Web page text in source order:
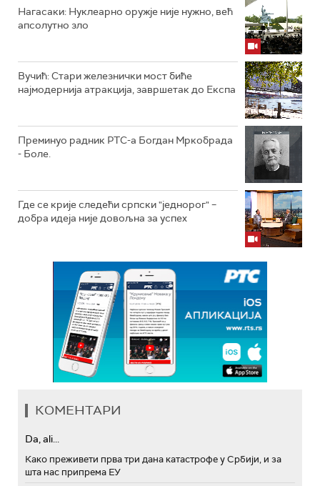
Нагасаки: Нуклеарно оружје није нужно, већ
апсолутно зло
Вучић: Стари железнички мост биће
најмодернија атракција, завршетак до Експа
Преминуо радник РТС-а Богдан Мркобрада
- Боле.
Где се крије следећи српски "једнорог" –
добра идеја није довољна за успех
КОМЕНТАРИ
Da, ali...
Како преживети прва три дана катастрофе у Србији, и за
шта нас припрема ЕУ